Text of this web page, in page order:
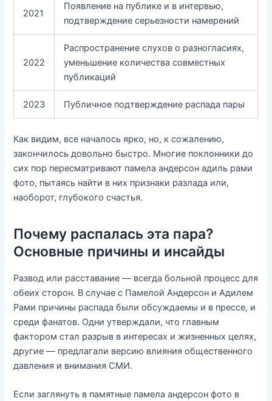
2021
Появление на публике и в интервью,
подтверждение серьезности намерений
2022
Распространение слухов о разногласиях,
уменьшение количества совместных
публикаций
2023 Публичное подтверждение распада пары
Как видим, все началось ярко, но, к сожалению,
закончилось довольно быстро. Многие поклонники до
сих пор пересматривают памела андерсон адиль рами
фото, пытаясь найти в них признаки разлада или,
наоборот, глубокого счастья.
Почему распалась эта пара?
Основные причины и инсайды
Развод или расставание — всегда больной процесс для
обеих сторон. В случае с Памелой Андерсон и Адилем
Рами причины распада были обсуждаемы и в прессе, и
среди фанатов. Одни утверждали, что главным
фактором стал разрыв в интересах и жизненных целях,
другие — предлагали версию влияния общественного
давления и внимания СМИ.
Если заглянуть в памятные памела андерсон фото в